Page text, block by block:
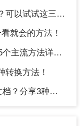
试这三个方法！
就会的方法！
流方法详解！
转换方法！
方法，1秒搞定！